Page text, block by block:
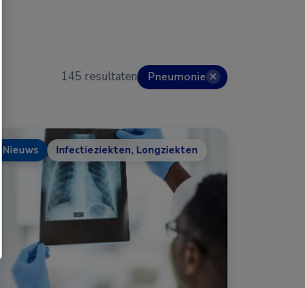
145 resultaten Pneumonie ✕
Nieuws Infectieziekten, Longziekten